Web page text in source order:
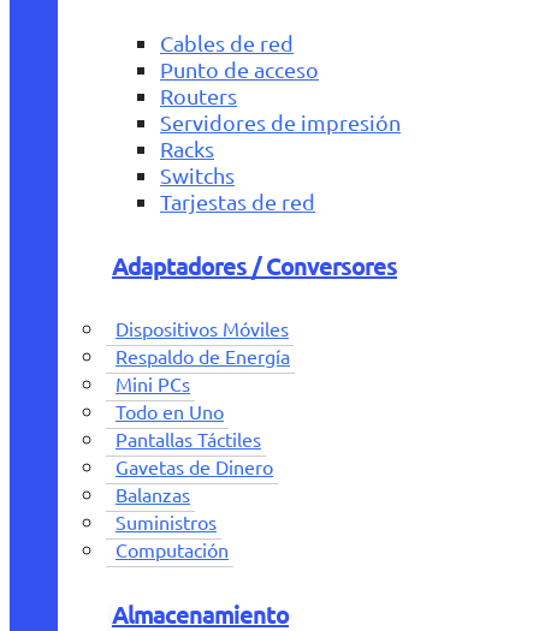
Cables de red
Punto de acceso
Routers
Servidores de impresión
Racks
Switchs
Tarjestas de red
Adaptadores / Conversores
Dispositivos Móviles
Respaldo de Energía
Mini PCs
Todo en Uno
Pantallas Táctiles
Gavetas de Dinero
Balanzas
Suministros
Computación
Almacenamiento